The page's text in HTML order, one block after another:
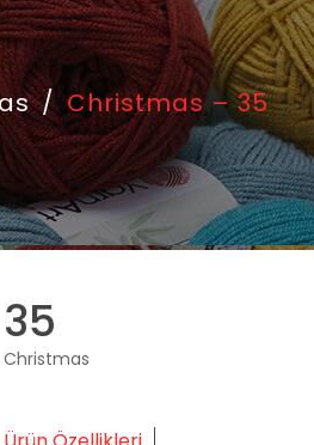
/ Christmas – 35
35
Christmas